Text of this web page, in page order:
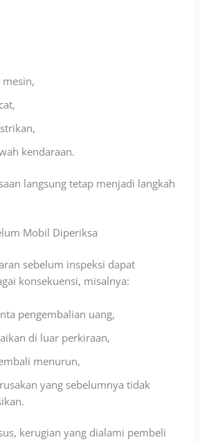
kendaraan.
langsung tetap menjadi langkah
Mobil Diperiksa
sebelum inspeksi dapat
konsekuensi, misalnya:
pengembalian uang,
di luar perkiraan,
menurun,
yang sebelumnya tidak
kerugian yang dialami pembeli